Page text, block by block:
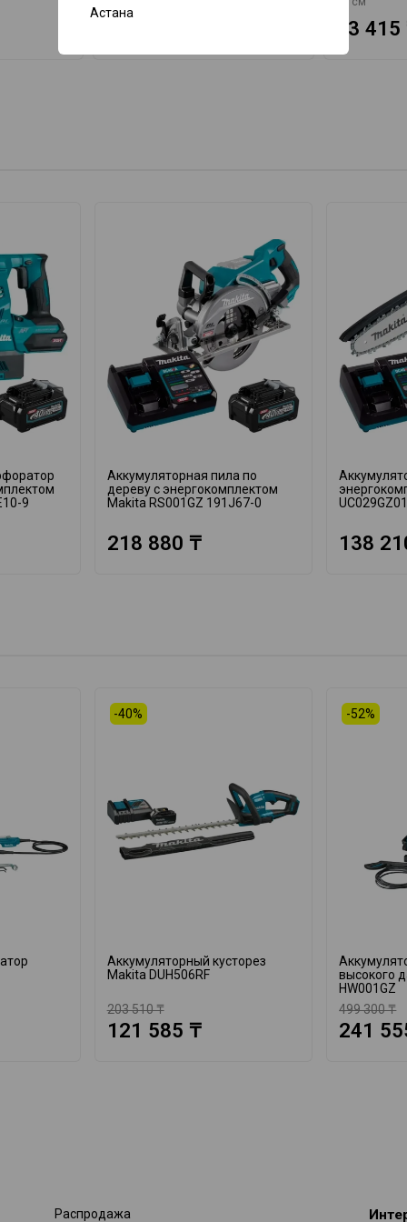
Астана
13
9
Аккумуляторная пила по
дереву с энергокомплектом
Makita RS001GZ 191J67-0
218 880 ₸ 138
-40%
Аккумуляторный кусторез
Makita DUH506RF
203 510 ₸
121 585 ₸
-52%
высокого
HW001GZ
499 300 ₸
241
Распродажа